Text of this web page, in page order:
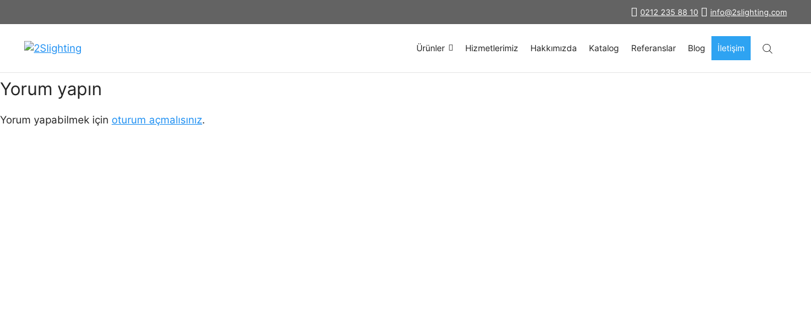
atla
info@2slighting.com
0212 235 88 10
Ürünler Hizmetlerimiz Hakkımızda Katalog Referanslar Blog İletişim
bahce-park-aydinlatma-diregi-2s-1623
Yorum yapın
Yorum yapabilmek için oturum açmalısınız.